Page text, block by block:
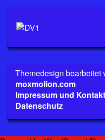
Themedesign bearbeitet
moxmolion.com
Impressum und Kontakt
Datenschutz